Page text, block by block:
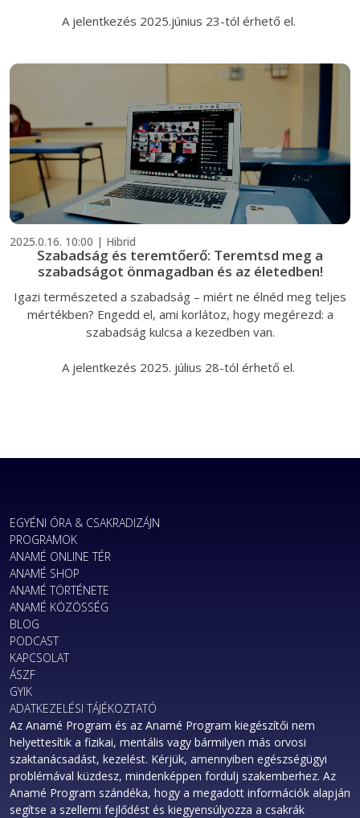
A jelentkezés 2025.június 23-tól érhető el.
2025.0.16. 10:00 | Hibrid
Szabadság és teremtőerő: Teremtsd meg a
szabadságot önmagadban és az életedben!
Igazi természeted a szabadság – miért ne élnéd meg teljes
mértékben? Engedd el, ami korlátoz, hogy megérezd: a
szabadság kulcsa a kezedben van.
A jelentkezés 2025. július 28-tól érhető el.
EGYÉNI ÓRA & CSAKRADIZÁJN
PROGRAMOK
ANAMÉ ONLINE TÉR
ANAMÉ SHOP
ANAMÉ TÖRTÉNETE
ANAMÉ KÖZÖSSÉG
BLOG
PODCAST
KAPCSOLAT
ÁSZF
GYIK
ADATKEZELÉSI TÁJÉKOZTATÓ
Az Anamé Program és az Anamé Program kiegészítői nem
helyettesítik a fizikai, mentális vagy bármilyen más orvosi
szaktanácsadást, kezelést. Kérjük, amennyiben egészségügyi
problémával küzdesz, mindenképpen fordulj szakemberhez. Az
Anamé Program szándéka, hogy a megadott információk alapján
segítse a szellemi fejlődést és kiegyensúlyozza a csakrák